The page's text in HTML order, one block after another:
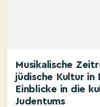
Musikalische
jüdische Kultur in
Einblicke in die
Judentums